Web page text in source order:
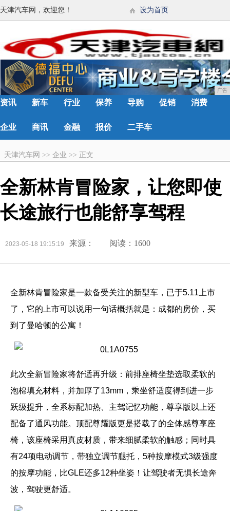
天津汽车网，欢迎您！ 设为首页
广告
资讯 新车 行业 保养 导购 促销 消费
企业 商讯 金融 报价 二手车
天津汽车网 >> 企业 >> 正文
全新林肯冒险家，让您即使
长途旅行也能舒享驾程
2023-05-18 19:15:19 来源： 阅读：1600
全新林肯冒险家是一款备受关注的新型车，已于5.11上市
了，它的上市可以说用一句话概括就是：成都的房价，买
到了曼哈顿的公寓！
此次全新冒险家将舒适再升级：前排座椅坐垫选取柔软的
泡棉填充材料，并加厚了13mm，乘坐舒适度得到进一步
跃级提升，全系标配加热、主驾记忆功能，尊享版以上还
配备了通风功能。顶配尊耀版更是搭载了的全体感尊享座
椅，该座椅采用真皮材质，带来细腻柔软的触感；同时具
有24项电动调节，带独立调节腿托，5种按摩模式3级强度
的按摩功能，比GLE还多12种坐姿！让驾驶者无惧长途奔
波，驾驶更舒适。